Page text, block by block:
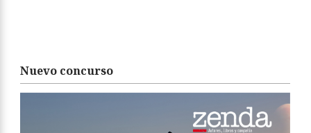
Nuevo concurso